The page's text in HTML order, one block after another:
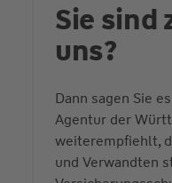
Sie sind
uns?
Dann sagen Sie
Agentur der
weiterempfiehlt,
und Verwandten